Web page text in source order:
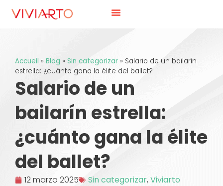
Accueil » Blog » Sin categorizar » Salario de un bailarín
estrella: ¿cuánto gana la élite del ballet?
Salario de un
bailarín estrella:
¿cuánto gana la élite
del ballet?
12 marzo 2025 Sin categorizar, Viviarto